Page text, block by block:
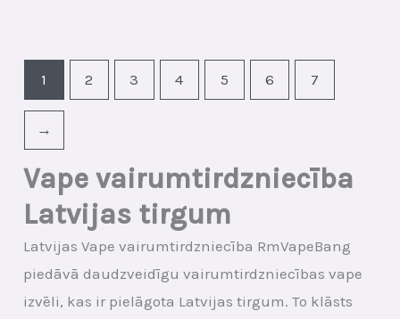
1 2 3 4 5 6 7
→
Vape vairumtirdzniecība
Latvijas tirgum
Latvijas Vape vairumtirdzniecība RmVapeBang
piedāvā daudzveidīgu vairumtirdzniecības vape
izvēli, kas ir pielāgota Latvijas tirgum. To klāsts